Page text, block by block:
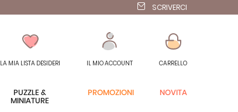
SCRIVERCI
LA MIA LISTA DESIDERI IL MIO ACCOUNT CARRELLO
PUZZLE &
MINIATURE
PROMOZIONI NOVITÀ